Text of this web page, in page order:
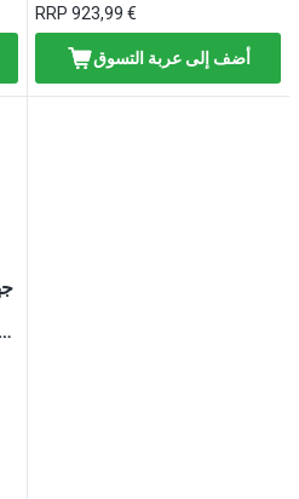
RRP923,99 €
أضف إلى عربة التسوق